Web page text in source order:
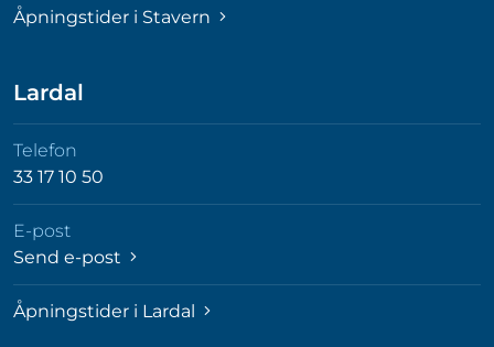
Åpningstider i Stavern
Lardal
Telefon
33 17 10 50
E-post
Send e-post
Åpningstider i Lardal